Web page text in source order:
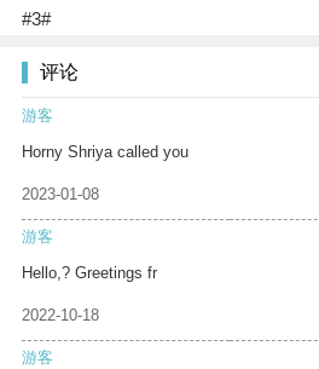
#3#
评论
游客
Horny Shriya called you
2023-01-08
游客
Hello,? Greetings fr
2022-10-18
游客